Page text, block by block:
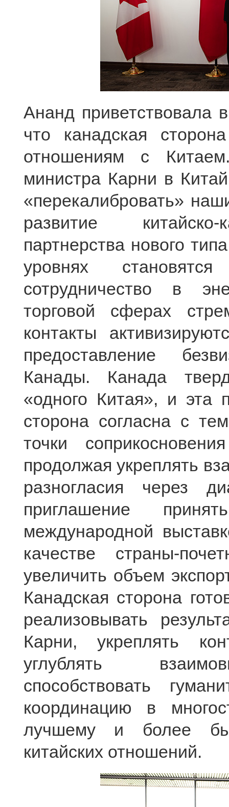
Ананд приветствовала
что канадская
отношениям с
министра Карни в
«перекалибровать»
развитие китайско-
партнерства нового
уровнях
сотрудничество в
торговой сферах
контакты
предоставление
Канады. Канада
«одного Китая», и эта
сторона согласна с
точки
продолжая укреплять
разногласия через
приглашение
международной
качестве страны-
увеличить объем
Канадская сторона
реализовывать
Карни, укреплять
углублять
способствовать
координацию в
лучшему и более
китайских отношений.